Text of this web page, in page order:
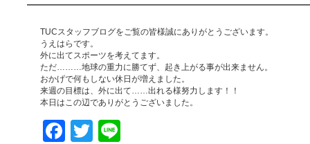
TUCスタッフブログをご覧の皆様誠にありがとうございます。
うえはらです。
外に出てスポーツを考えてます。
ただ………地球の重力に勝てず、起き上がる事が出来ません。
おかげで何もしない休日が増えました。
来週の目標は、外に出て……出れる様努力します！！
本日はこの辺でありがとうございました。
Facebook
Twitter